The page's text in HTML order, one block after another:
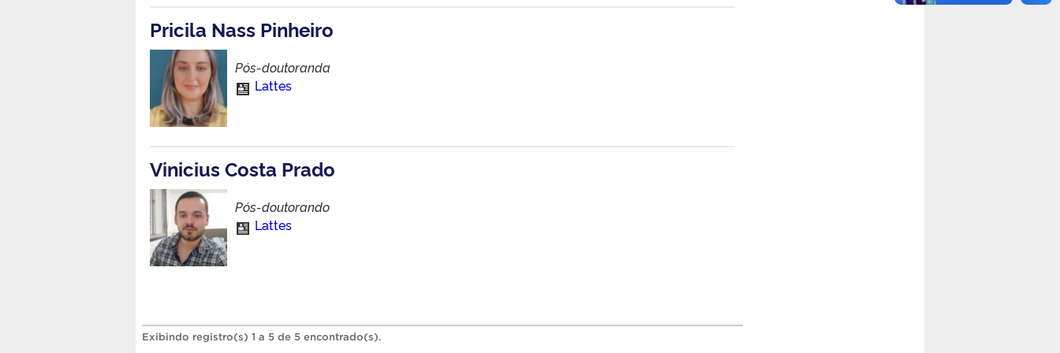
Pricila Nass Pinheiro
Pós-doutoranda
Lattes
Vinicius Costa Prado
Pós-doutorando
Lattes
Exibindo registro(s) 1 a 5 de 5 encontrado(s).